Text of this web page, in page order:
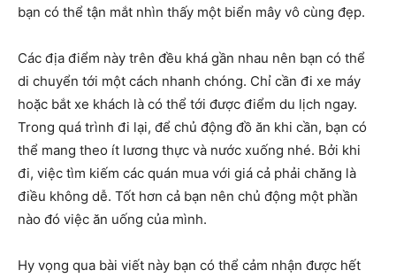
bạn có thể tận mắt nhìn thấy một biển mây vô cùng đẹp.
Các địa điểm này trên đều khá gần nhau nên bạn có thể
di chuyển tới một cách nhanh chóng. Chỉ cần đi xe máy
hoặc bắt xe khách là có thể tới được điểm du lịch ngay.
Trong quá trình đi lại, để chủ động đồ ăn khi cần, bạn có
thể mang theo ít lương thực và nước xuống nhé. Bởi khi
đi, việc tìm kiếm các quán mua với giá cả phải chăng là
điều không dễ. Tốt hơn cả bạn nên chủ động một phần
nào đó việc ăn uống của mình.
Hy vọng qua bài viết này bạn có thể cảm nhận được hết